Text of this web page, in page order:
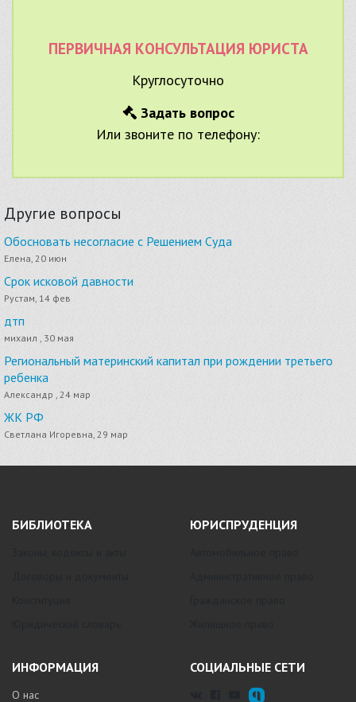
ПЕРВИЧНАЯ КОНСУЛЬТАЦИЯ ЮРИСТА
Круглосуточно
Задать вопрос
Или звоните по телефону:
Другие вопросы
Обосновать несогласие с Решением Суда
Елена, 20 июн
Срок исковой давности
Рустам, 14 фев
дтп
михаил , 30 мая
Региональный материнский капитал при рождении третьего
ребенка
Александр , 24 мар
ЖК РФ
Светлана Игоревна, 29 мар
БИБЛИОТЕКА ЮРИСПРУДЕНЦИЯ
ИНФОРМАЦИЯ
О нас
СОЦИАЛЬНЫЕ СЕТИ